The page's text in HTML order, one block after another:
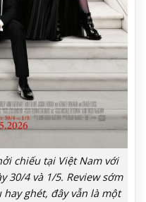
chiếu tại Việt Nam với
30/4 và 1/5. Review sớm
hay ghét, đây vẫn là một